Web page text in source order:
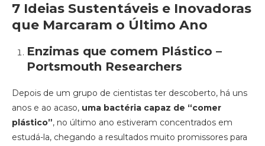
7 Ideias Sustentáveis e Inovadoras
que Marcaram o Último Ano
Enzimas que comem Plástico –
Portsmouth Researchers
Depois de um grupo de cientistas ter descoberto, há uns
anos e ao acaso, uma bactéria capaz de “comer
plástico”, no último ano estiveram concentrados em
estudá-la, chegando a resultados muito promissores para